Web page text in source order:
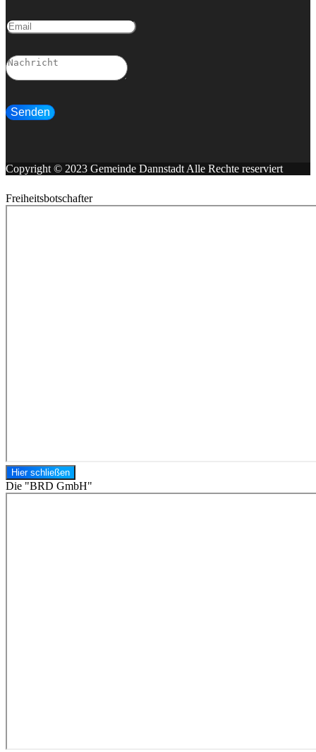
Senden
Copyright © 2023 Gemeinde Dannstadt Alle Rechte reserviert
Freiheitsbotschafter
Hier schließen
Die "BRD GmbH"